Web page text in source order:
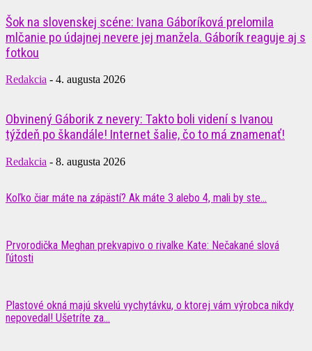
Šok na slovenskej scéne: Ivana Gáboríková prelomila
mlčanie po údajnej nevere jej manžela. Gáborík reaguje aj s
fotkou
Redakcia - 4. augusta 2026
Obvinený Gáborik z nevery: Takto boli videní s Ivanou
týždeň po škandále! Internet šalie, čo to má znamenať!
Redakcia - 8. augusta 2026
Koľko čiar máte na zápästí? Ak máte 3 alebo 4, mali by ste...
Prvorodička Meghan prekvapivo o rivalke Kate: Nečakané slová
ľútosti
Plastové okná majú skvelú vychytávku, o ktorej vám výrobca nikdy
nepovedal! Ušetríte za...